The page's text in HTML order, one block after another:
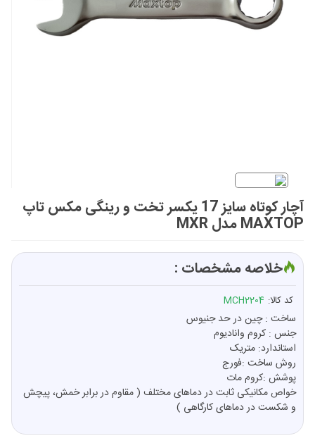
آچار کوتاه سایز 17 یکسر تخت و رینگی مکس تاپ
MAXTOP مدل MXR
خلاصه مشخصات :
کد کالا: MCH2204
ساخت : چین در حد جنیوس
جنس : کروم وانادیوم
استاندارد: متریک
روش ساخت :فورج
پوشش :کروم مات
خواص مکانیکی ثابت در دماهای مختلف ( مقاوم در برابر خمش، پیچش
و شکست در دماهای کارگاهی )